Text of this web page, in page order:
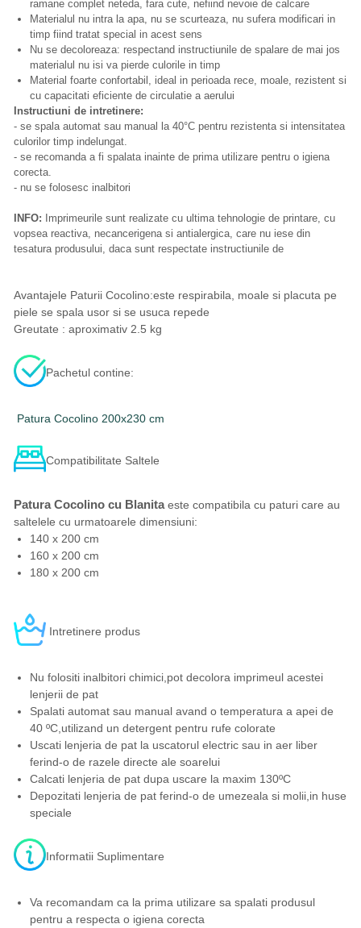
ramane complet neteda, fara cute, nefiind nevoie de calcare
Materialul nu intra la apa, nu se scurteaza, nu sufera modificari in
timp fiind tratat special in acest sens
Nu se decoloreaza: respectand instructiunile de spalare de mai jos
materialul nu isi va pierde culorile in timp
Material foarte confortabil, ideal in perioada rece, moale, rezistent si
cu capacitati eficiente de circulatie a aerului
Instructiuni de intretinere:
- se spala automat sau manual la 40°C pentru rezistenta si intensitatea
culorilor timp indelungat.
- se recomanda a fi spalata inainte de prima utilizare pentru o igiena
corecta.
- nu se folosesc inalbitori
INFO: Imprimeurile sunt realizate cu ultima tehnologie de printare, cu
vopsea reactiva, necancerigena si antialergica, care nu iese din
tesatura produsului, daca sunt respectate instructiunile de
Avantajele Paturii Cocolino:este respirabila, moale si placuta pe
piele se spala usor si se usuca repede
Greutate : aproximativ 2.5 kg
Pachetul contine:
Patura Cocolino 200x230 cm
Compatibilitate Saltele
Patura Cocolino cu Blanita este compatibila cu paturi care au
saltelele cu urmatoarele dimensiuni:
140 x 200 cm
160 x 200 cm
180 x 200 cm
Intretinere produs
Nu folositi inalbitori chimici,pot decolora imprimeul acestei
lenjerii de pat
Spalati automat sau manual avand o temperatura a apei de
40 ºC,utilizand un detergent pentru rufe colorate
Uscati lenjeria de pat la uscatorul electric sau in aer liber
ferind-o de razele directe ale soarelui
Calcati lenjeria de pat dupa uscare la maxim 130ºC
Depozitati lenjeria de pat ferind-o de umezeala si molii,in huse
speciale
Informatii Suplimentare
Va recomandam ca la prima utilizare sa spalati produsul
pentru a respecta o igiena corecta